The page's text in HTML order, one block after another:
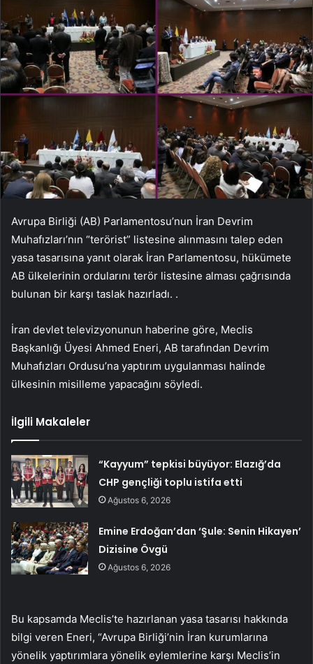
Avrupa Birliği (AB) Parlamentosu’nun İran Devrim
Muhafızları’nın “terörist” listesine alınmasını talep eden
yasa tasarısına yanıt olarak İran Parlamentosu, hükümete
AB ülkelerinin ordularını terör listesine alması çağrısında
bulunan bir karşı taslak hazırladı. .
İran devlet televizyonunun haberine göre, Meclis
Başkanlığı Üyesi Ahmed Eneri, AB tarafından Devrim
Muhafızları Ordusu’na yaptırım uygulanması halinde
ülkesinin misilleme yapacağını söyledi.
İlgili Makaleler
“Kayyum” tepkisi büyüyor: Elazığ’da
CHP gençliği toplu istifa etti
Ağustos 6, 2026
Emine Erdoğan’dan ‘Şule: Senin Hikayen’
Dizisine Övgü
Ağustos 6, 2026
Bu kapsamda Meclis’te hazırlanan yasa tasarısı hakkında
bilgi veren Eneri, “Avrupa Birliği’nin İran kurumlarına
yönelik yaptırımlara yönelik eylemlerine karşı Meclis’in